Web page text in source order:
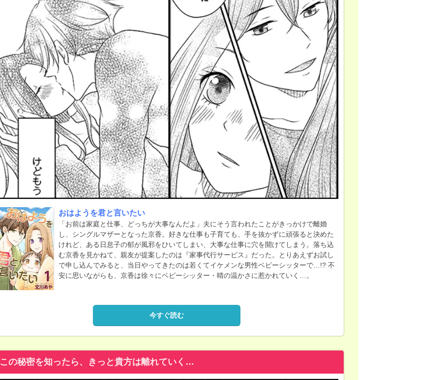
おはようを君と言いたい
「お前は家庭と仕事、どっちが大事なんだよ」夫にそう言われたことがきっかけで離婚
し、シングルマザーとなった京香。好きな仕事も子育ても、手を抜かずに頑張ると決めた
けれど、ある日息子の郁が風邪をひいてしまい、大事な仕事に穴を開けてしまう。落ち込
む京香を見かねて、親友が提案したのは『家事代行サービス』だった。とりあえずお試し
で申し込んでみると、当日やってきたのは若くてイケメンな男性ベビーシッターで…!? 不
安に思いながらも、京香は徐々にベビーシッター・晴の温かさに惹かれていく…。
今すぐ読む
この秘密を知ったら、きっと貴方は離れていく…